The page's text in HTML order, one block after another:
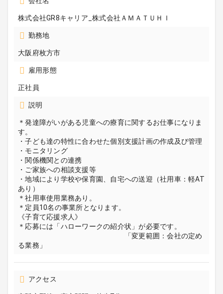
株式会社GR8キャリア_株式会社ＡＭＡＴＵＨＩ
勤務地
大阪府枚方市
雇用形態
正社員
説明
＊発達障がいがある児童への療育に関するお仕事になりま
す。
・子ども達の特性に合わせた個別支援計画の作成及び管理
・モニタリング
・関係機関との連携
・ご家族への相談支援等
・地域により学校や保育園、自宅への送迎（社用車：軽AT
あり）
＊社用車使用業務あり。
＊定員10名の事業所となります。
《子育て応援求人》
＊応募には「ハローワークの紹介状」が必要です。
「変更範囲：会社の定め
る業務」
アクセス